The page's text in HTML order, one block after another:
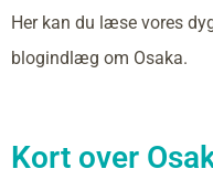
Her kan du læse vores
blogindlæg om Osaka.
Kort over